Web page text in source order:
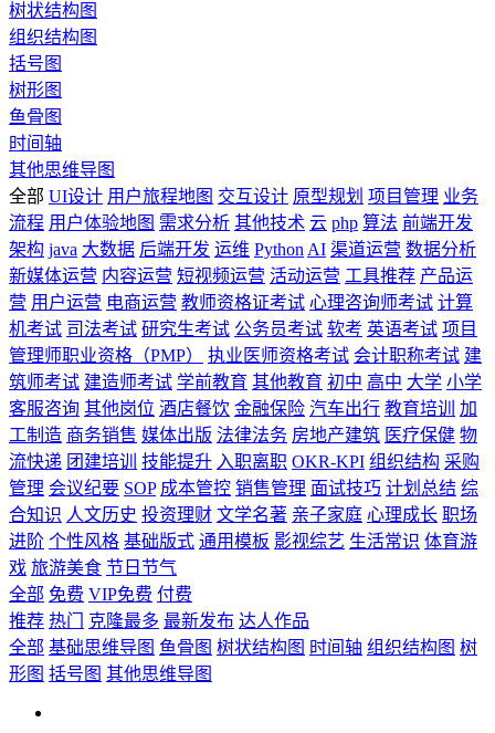
树状结构图
组织结构图
括号图
树形图
鱼骨图
时间轴
其他思维导图
全部 UI设计 用户旅程地图 交互设计 原型规划 项目管理 业务
流程 用户体验地图 需求分析 其他技术 云 php 算法 前端开发
架构 java 大数据 后端开发 运维 Python AI 渠道运营 数据分析
新媒体运营 内容运营 短视频运营 活动运营 工具推荐 产品运
营 用户运营 电商运营 教师资格证考试 心理咨询师考试 计算
机考试 司法考试 研究生考试 公务员考试 软考 英语考试 项目
管理师职业资格（PMP）
执业医师资格考试 会计职称考试 建
筑师考试 建造师考试 学前教育 其他教育 初中 高中 大学 小学
客服咨询 其他岗位 酒店餐饮 金融保险 汽车出行 教育培训
加
工制造 商务销售 媒体出版 法律法务 房地产建筑 医疗保健 物
流快递 团建培训 技能提升 入职离职 OKR-KPI 组织结构 采购
管理 会议纪要 SOP 成本管控 销售管理 面试技巧 计划总结 综
合知识 人文历史 投资理财 文学名著 亲子家庭 心理成长 职场
进阶 个性风格 基础版式 通用模板 影视综艺 生活常识 体育游
戏 旅游美食 节日节气
全部 免费 VIP免费 付费
推荐 热门 克隆最多 最新发布 达人作品
全部 基础思维导图 鱼骨图 树状结构图 时间轴 组织结构图 树
形图 括号图 其他思维导图